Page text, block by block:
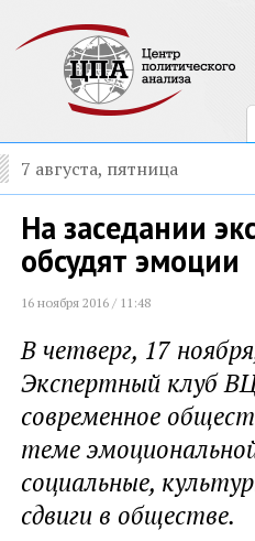
7 августа, пятница
На заседании
обсудят эмоции
16 ноября 2016 / 11:48
В четверг, 17
Экспертный клуб
современное
теме
социальные,
сдвиги в обществе.